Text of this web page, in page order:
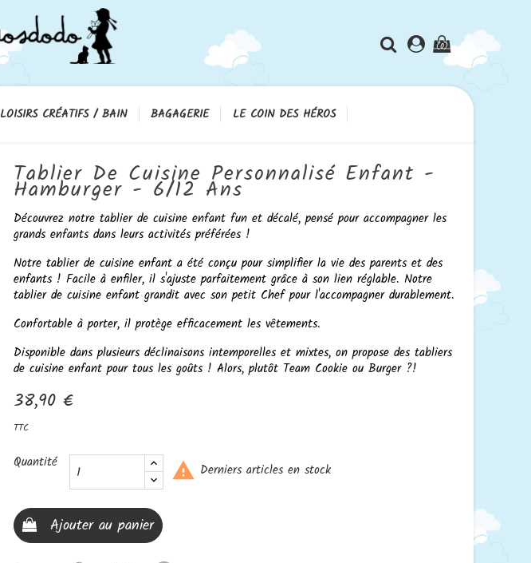
(0)
LOISIRS CRÉATIFS / BAIN BAGAGERIE LE COIN DES HÉROS
Tablier De Cuisine Personnalisé Enfant -
Hamburger - 6/12 Ans
Découvrez notre tablier de cuisine enfant fun et décalé, pensé pour accompagner les
grands enfants dans leurs activités préférées !
Notre tablier de cuisine enfant a été conçu pour simplifier la vie des parents et des
enfants ! Facile à enfiler, il s'ajuste parfaitement grâce à son lien réglable. Notre
tablier de cuisine enfant grandit avec son petit Chef pour l'accompagner durablement.
Confortable à porter, il protège efficacement les vêtements.
Disponible dans plusieurs déclinaisons intemporelles et mixtes, on propose des tabliers
de cuisine enfant pour tous les goûts ! Alors, plutôt Team Cookie ou Burger ?!
38,90 €
TTC
Quantité
Ajouter au panier
 Derniers articles en stock